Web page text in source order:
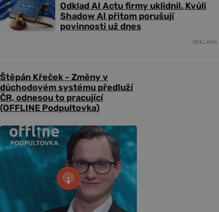
Odklad AI Actu firmy uklidnil. Kvůli
Shadow AI přitom porušují
povinnosti už dnes
REKLAMA
Štěpán Křeček - Změny v
důchodovém systému předluží
ČR, odnesou to pracující
(OFFLINE Podpultovka)